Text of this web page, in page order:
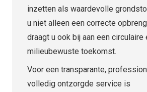
inzetten als waardevolle
u niet alleen een correcte
draagt u ook bij aan een circulaire
milieubewuste toekomst.
Voor een transparante,
volledig ontzorgde service is